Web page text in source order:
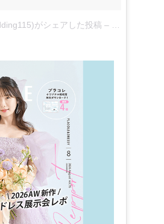
がシェアした投稿 – 12月 13,